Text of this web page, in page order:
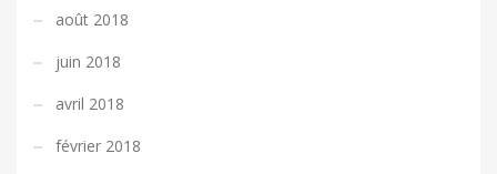
août 2018
juin 2018
avril 2018
février 2018